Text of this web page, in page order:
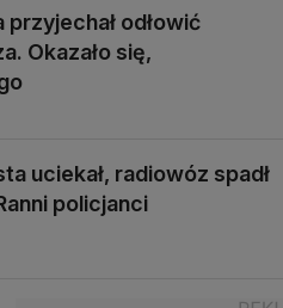
przyjechał odłowić
Okazało się,
uciekał, radiowóz spadł
policjanci